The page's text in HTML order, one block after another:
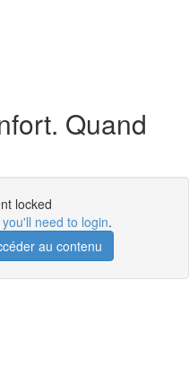
Quand
locked
you'll need to login.
au contenu